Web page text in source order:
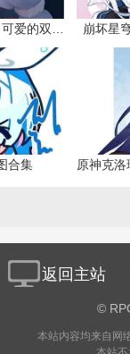
崩坏星
合集
返回主站
©
本站内容均来自网